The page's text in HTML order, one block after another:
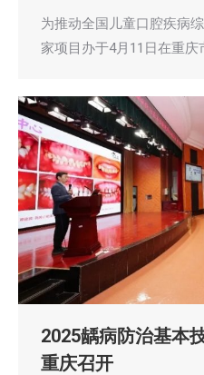
为推动全国儿童口腔疾病
家项目办于4月11日在重庆
2025龋病防治基本
重庆召开